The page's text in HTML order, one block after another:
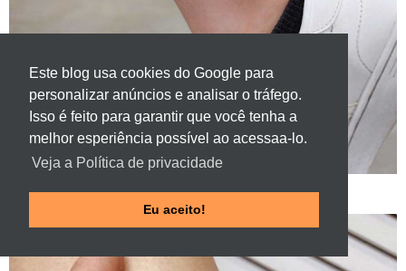
Este blog usa cookies do Google para
personalizar anúncios e analisar o tráfego.
Isso é feito para garantir que você tenha a
melhor esperiência possível ao acessaa-lo.
Veja a Política de privacidade
Eu aceito!